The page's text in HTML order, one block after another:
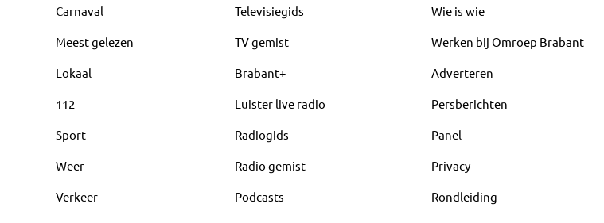
Carnaval
Meest gelezen
Lokaal
112
Sport
Weer
Verkeer
Televisiegids
TV gemist
Brabant+
Luister live radio
Radiogids
Radio gemist
Podcasts
Wie is wie
Werken bij Omroep Brabant
Adverteren
Persberichten
Panel
Privacy
Rondleiding